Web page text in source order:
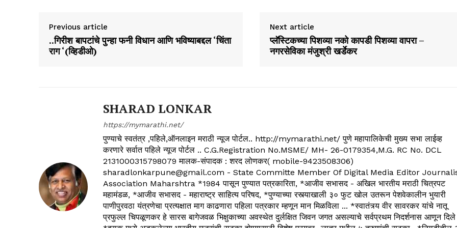
Previous article
..गिरीश बापटांचे पुन्हा फनी विधान आणि भविष्याबद्दल ‘चिंता
राग ‘(व्हिडीओ)
Next article
प्लॅस्टिकच्या पिशव्या नको कापडी पिशव्या वापरा –
नगरसेविका मंजुश्री खर्डेकर
SHARAD LONKAR
https://mymarathi.net/
पुण्याचे स्वतंत्र ,पहिले,ऑनलाइन मराठी न्यूज पोर्टल.. http://mymarathi.net/ पुणे महापालिकेची मुख्य सभा लाईव्ह
करणारे सर्वात पहिले न्यूज पोर्टल .. C.G.Registration No.MSME/ MH- 26-0179354,M.G. RC No. DCL
2131000315798079 मालक-संपादक : शरद लोणकर( mobile-9423508306)
sharadlonkarpune@gmail.com - State Committe Member Of Digital Media Editor
Association Maharshtra *1984 पासून पुण्यात पत्रकारिता, *आजीव सभासद - अखिल भारतीय मराठी चित्रपट
महामंडळ, *आजीव सभासद - महाराष्ट्र साहित्य परिषद, *पुण्याच्या रस्त्याखाली ३० फुट खोल उतरून पेशवेकालीन भुयारी
पाणीपुरवठा यंत्रणेचा प्रत्यक्षात माग काढणारा पहिला पत्रकार म्हणून मान मिळविला ... *स्वातंत्र्य वीर सावरकर यांचे नातू
प्रफुल्ल चिपळूणकर हे सारस बागेजवळ भिक्षुकाच्या अवस्थेत दुर्लक्षित जिवन जगत असल्याचे सर्वप्रथम निदर्शनास आणून दिले